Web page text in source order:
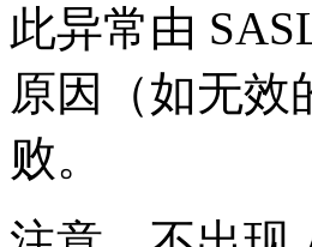
此异常由
原因（如无效
败。